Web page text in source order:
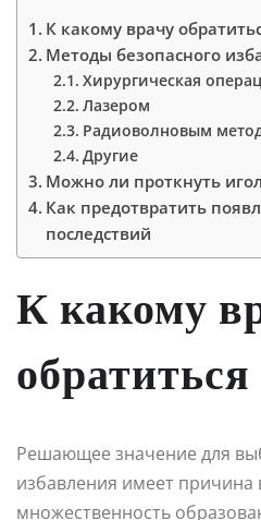
К какому врачу
Методы безопасного
Хирургическая
Лазером
Радиоволновым
Другие
Можно ли проткнуть
Как предотвратить
последствий
К какому
обратиться
Решающее значение для
избавления имеет причина
множественность